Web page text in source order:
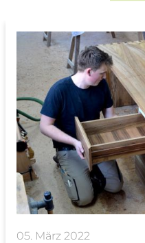
05. März 2022